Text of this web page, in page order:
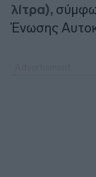
λίτρα),
Ένωσης